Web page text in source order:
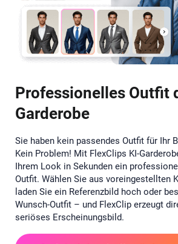
Professionelles Outfit
Garderobe
Sie haben kein passendes Outfit für Ihr
Kein Problem! Mit FlexClips KI-
Ihrem Look in Sekunden ein
Outfit. Wählen Sie aus voreingestellten
laden Sie ein Referenzbild hoch oder
Wunsch-Outfit – und FlexClip erzeugt
seriöses Erscheinungsbild.